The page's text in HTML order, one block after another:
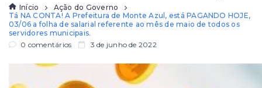
Início
Ação do Governo
Tá NA CONTA! A Prefeitura de Monte Azul, está PAGANDO HOJE,
03/06 a folha de salarial referente ao mês de maio de todos os
servidores municipais.
0 comentários
3 de junho de 2022